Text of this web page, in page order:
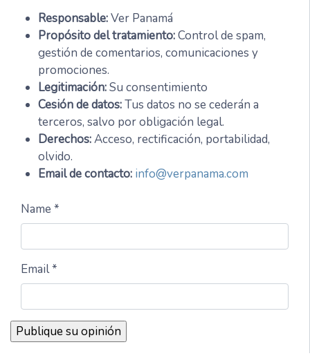
Responsable:Ver Panamá
Propósito del tratamiento:Control de spam,
gestión de comentarios, comunicaciones y
promociones.
Legitimación:Su consentimiento
Cesión de datos:Tus datos no se cederán a
terceros, salvo por obligación legal.
Derechos:Acceso, rectificación, portabilidad,
olvido.
Email de contacto: info@verpanama.com
Name *
Email *